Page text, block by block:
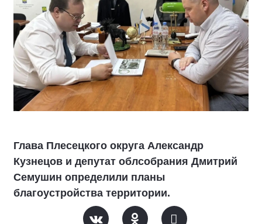
Глава Плесецкого округа Александр
Кузнецов и депутат облсобрания Дмитрий
Семушин определили планы
благоустройства территории.